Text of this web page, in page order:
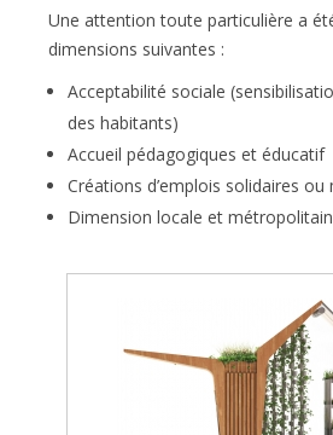
Une attention toute particulière a
dimensions suivantes :
Acceptabilité sociale
des habitants)
Accueil pédagogiques et éducatif
Créations d’emplois solidaires
Dimension locale et